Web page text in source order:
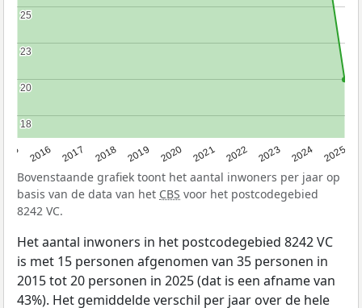
2016 2017 2018 2019 2020 2021 2022 2023 2024 2025
18
18
20
20
23
23
25
25
Bovenstaande grafiek toont het aantal inwoners per jaar op
basis van de data van het CBS voor het postcodegebied
8242 VC.
Het aantal inwoners in het postcodegebied 8242 VC
is met 15 personen afgenomen van 35 personen in
2015 tot 20 personen in 2025 (dat is een afname van
43%). Het gemiddelde verschil per jaar over de hele